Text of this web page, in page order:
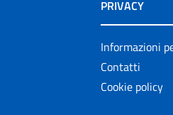
PRIVACY
Informazioni
Contatti
Cookie policy